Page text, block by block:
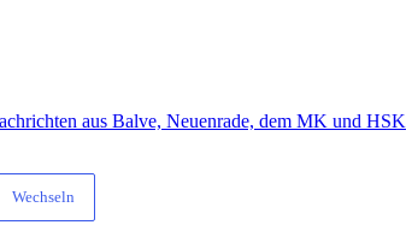
aus Balve, Neuenrade, dem MK und HSK